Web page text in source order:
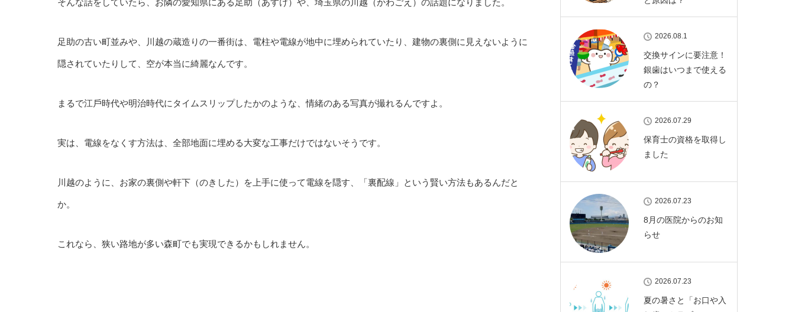
そんな話をしていたら、お隣の愛知県にある⾜助（あすけ）や、埼⽟県の川越（かわごえ）の話題になりました。
⾜助の古い町並みや、川越の蔵造りの⼀番街は、電柱や電線が地中に埋められていたり、建物の裏側に⾒えないように
隠されていたりして、空が本当に綺麗なんです。
まるで江⼾時代や明治時代にタイムスリップしたかのような、情緒のある写真が撮れるんですよ。
実は、電線をなくす⽅法は、全部地⾯に埋める⼤変な⼯事だけではないそうです。
川越のように、お家の裏側や軒下（のきした）を上⼿に使って電線を隠す、「裏配線」という賢い⽅法もあるんだと
か。
これなら、狭い路地が多い森町でも実現できるかもしれません。
2026.08.1
交換サインに要注意！
銀歯はいつまで使える
の？
2026.07.29
保育士の資格を取得し
ました
2026.07.23
8月の医院からのお知
らせ
2026.07.23
夏の暑さと「お口や入